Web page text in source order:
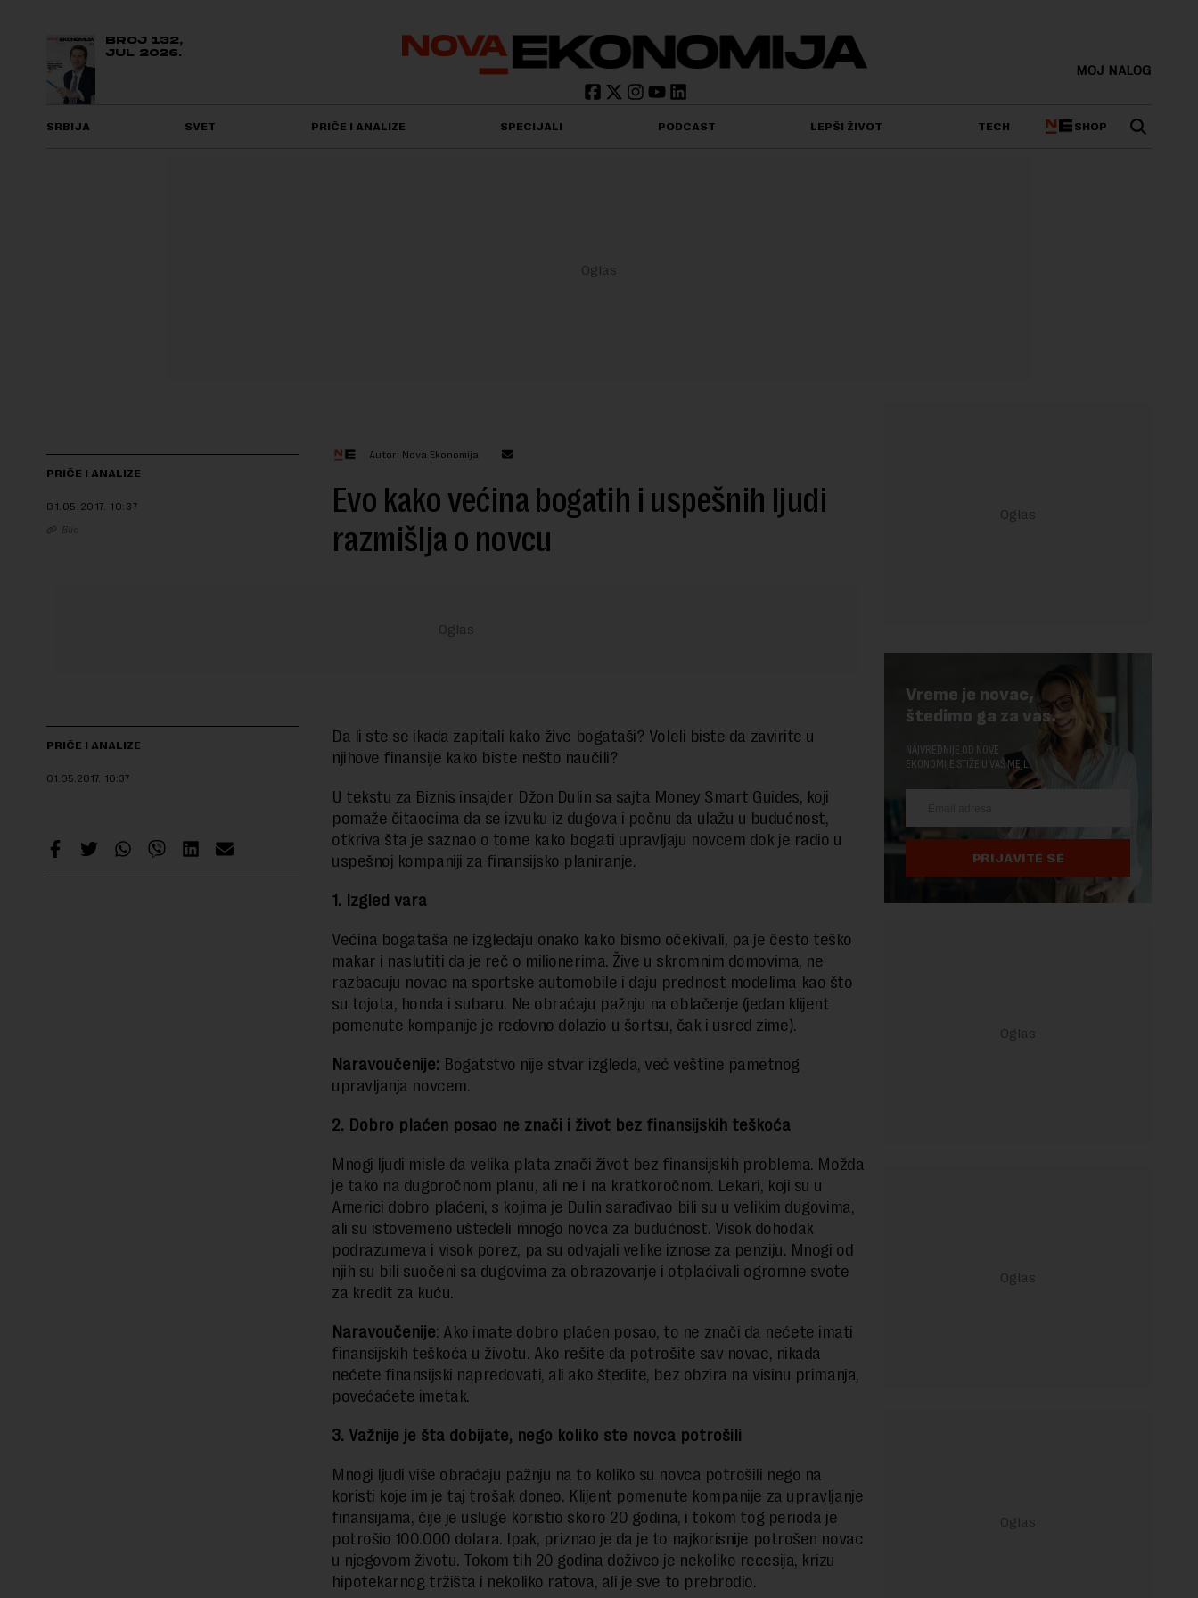
BROJ 132,
JUL 2026.
MOJ NALOG
SRBIJA SVET PRIČE I ANALIZE SPECIJALI PODCAST LEPŠI ŽIVOT TECH SHOP
PRIČE I ANALIZE
01.05.2017. 10:37
Blic
Autor: Nova Ekonomija
Evo kako većina bogatih i uspešnih ljudi
razmišlja o novcu
PRIČE I ANALIZE
01.05.2017. 10:37
Da li ste se ikada zapitali kako žive bogataši? Voleli biste da zavirite u
njihove finansije kako biste nešto naučili?
U tekstu za Biznis insajder Džon Dulin sa sajta Money Smart Guides, koji
pomaže čitaocima da se izvuku iz dugova i počnu da ulažu u budućnost,
otkriva šta je saznao o tome kako bogati upravljaju novcem dok je radio u
uspešnoj kompaniji za finansijsko planiranje.
1. Izgled vara
Većina bogataša ne izgledaju onako kako bismo očekivali, pa je često teško
makar i naslutiti da je reč o milionerima. Žive u skromnim domovima, ne
razbacuju novac na sportske automobile i daju prednost modelima kao što
su tojota, honda i subaru. Ne obraćaju pažnju na oblačenje (jedan klijent
pomenute kompanije je redovno dolazio u šortsu, čak i usred zime).
Naravoučenije: Bogatstvo nije stvar izgleda, već veštine pametnog
upravljanja novcem.
2. Dobro plaćen posao ne znači i život bez finansijskih teškoća
Mnogi ljudi misle da velika plata znači život bez finansijskih problema. Možda
je tako na dugoročnom planu, ali ne i na kratkoročnom. Lekari, koji su u
Americi dobro plaćeni, s kojima je Dulin sarađivao bili su u velikim dugovima,
ali su istovemeno uštedeli mnogo novca za budućnost. Visok dohodak
podrazumeva i visok porez, pa su odvajali velike iznose za penziju. Mnogi od
njih su bili suočeni sa dugovima za obrazovanje i otplaćivali ogromne svote
za kredit za kuću.
Naravoučenije: Ako imate dobro plaćen posao, to ne znači da nećete imati
finansijskih teškoća u životu. Ako rešite da potrošite sav novac, nikada
nećete finansijski napredovati, ali ako štedite, bez obzira na visinu primanja,
povećaćete imetak.
3. Važnije je šta dobijate, nego koliko ste novca potrošili
Mnogi ljudi više obraćaju pažnju na to koliko su novca potrošili nego na
koristi koje im je taj trošak doneo. Klijent pomenute kompanije za upravljanje
finansijama, čije je usluge koristio skoro 20 godina, i tokom tog perioda je
potrošio 100.000 dolara. Ipak, priznao je da je to najkorisnije potrošen novac
u njegovom životu. Tokom tih 20 godina doživeo je nekoliko recesija, krizu
hipotekarnog tržišta i nekoliko ratova, ali je sve to prebrodio.
Vreme je novac,
štedimo ga za vas.
NAJVREDNIJE OD NOVE
EKONOMIJE STIŽE U VAŠ MEJL.
PRIJAVITE SE